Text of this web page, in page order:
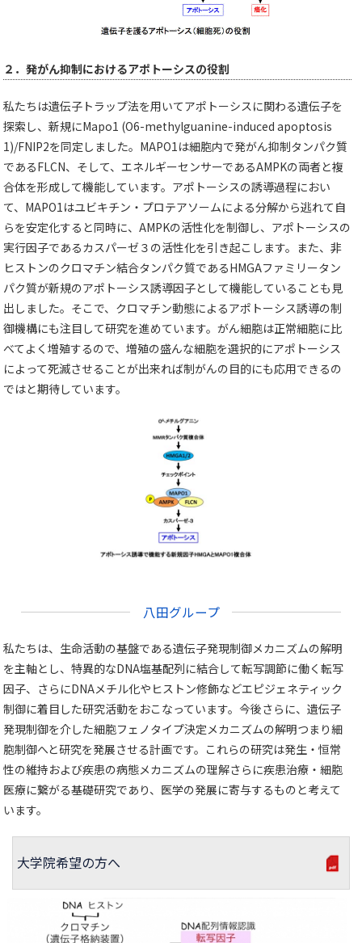
２．発がん抑制におけるアポトーシスの役割
私たちは遺伝子トラップ法を用いてアポトーシスに関わる遺伝子を
探索し、新規にMapo1 (O6-methylguanine-induced apoptosis
1)/FNIP2を同定しました。MAPO1は細胞内で発がん抑制タンパク質
であるFLCN、そして、エネルギーセンサーであるAMPKの両者と複
合体を形成して機能しています。アポトーシスの誘導過程におい
て、MAPO1はユビキチン・プロテアソームによる分解から逃れて自
らを安定化すると同時に、AMPKの活性化を制御し、アポトーシスの
実行因子であるカスパーゼ３の活性化を引き起こします。また、非
ヒストンのクロマチン結合タンパク質であるHMGAファミリータン
パク質が新規のアポトーシス誘導因子として機能していることも見
出しました。そこで、クロマチン動態によるアポトーシス誘導の制
御機構にも注目して研究を進めています。がん細胞は正常細胞に比
べてよく増殖するので、増殖の盛んな細胞を選択的にアポトーシス
によって死滅させることが出来れば制がんの目的にも応用できるの
ではと期待しています。
八田グループ
私たちは、生命活動の基盤である遺伝子発現制御メカニズムの解明
を主軸とし、特異的なDNA塩基配列に結合して転写調節に働く転写
因子、さらにDNAメチル化やヒストン修飾などエピジェネティック
制御に着目した研究活動をおこなっています。今後さらに、遺伝子
発現制御を介した細胞フェノタイプ決定メカニズムの解明つまり細
胞制御へと研究を発展させる計画です。これらの研究は発生・恒常
性の維持および疾患の病態メカニズムの理解さらに疾患治療・細胞
医療に繋がる基礎研究であり、医学の発展に寄与するものと考えて
います。
大学院希望の方へ